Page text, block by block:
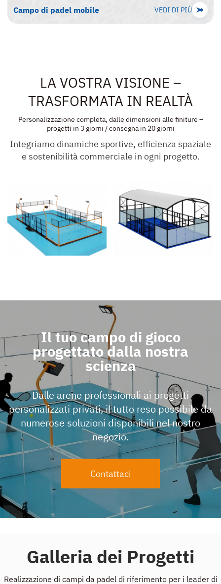
Campo di padel mobile VEDI DI PIÙ
LA VOSTRA VISIONE –
TRASFORMATA IN REALTÀ
Personalizzazione completa, dalle dimensioni alle finiture –
progetti in 3 giorni / consegna in 20 giorni
Integriamo dinamiche sportive, efficienza spaziale
e sostenibilità commerciale in ogni progetto.
Il tuo campo di gioco
progettato dalla nostra
scienza
Dalle arene professionali ai progetti
personalizzati privati, il tutto reso possibile da
numerose soluzioni disponibili nel nostro
negozio.
Contattaci
Galleria dei Progetti
Realizzazione di campi da padel di riferimento per i leader di